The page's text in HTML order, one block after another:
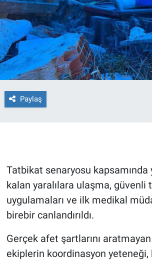
Paylaş
Tatbikat senaryosu kapsamında
kalan yaralılara ulaşma, güvenli
uygulamaları ve ilk medikal
birebir canlandırıldı.
Gerçek afet şartlarını
ekiplerin koordinasyon yeteneği,